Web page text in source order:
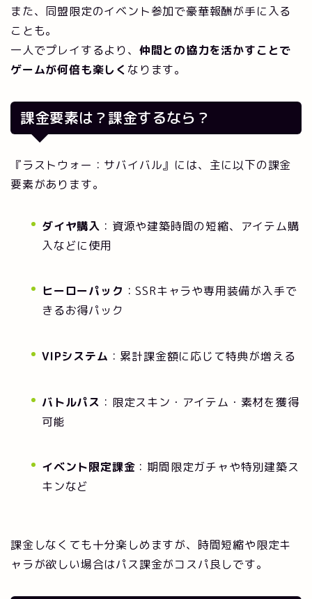
また、同盟限定のイベント参加で豪華報酬が手に入る
ことも。
一人でプレイするより、 仲間との協力を活かすことで
ゲームが何倍も楽しく なります。
課金要素は？課金するなら？
『ラストウォー：サバイバル』には、主に以下の課金
要素があります。
ダイヤ購入 ：資源や建築時間の短縮、アイテム購
入などに使用
ヒーローパック ：SSRキャラや専用装備が入手で
きるお得パック
VIPシステム ：累計課金額に応じて特典が増える
バトルパス ：限定スキン・アイテム・素材を獲得
可能
イベント限定課金 ：期間限定ガチャや特別建築ス
キンなど
課金しなくても十分楽しめますが、時間短縮や限定キ
ャラが欲しい場合はパス課金がコスパ良しです。